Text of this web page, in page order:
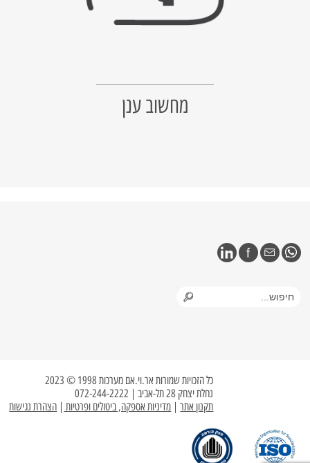
מחשוב ענן
כל הזכויות שמורות אר.וי.אם מערכות 1998 © 2023
נחלת יצחק 28 תל-אביב | 072-244-2222
תקנון אתר| מדיניות אספקה, ביטולים ופרטיות | הצהרת נגישות